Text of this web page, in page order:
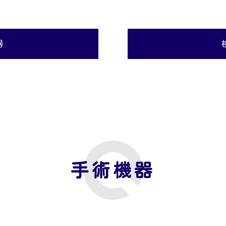
手術機器